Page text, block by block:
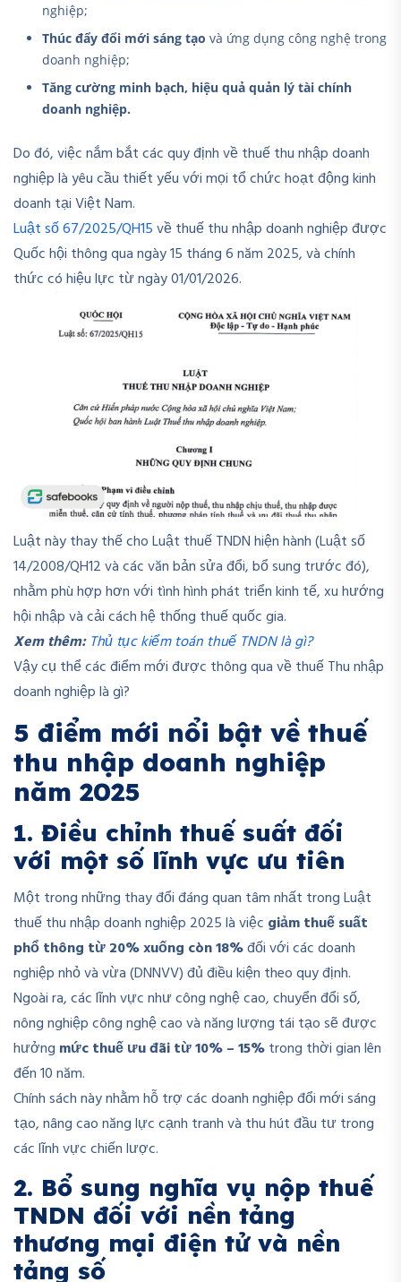
nghiệp;
Thúc đẩy đổi mới sáng tạo và ứng dụng công nghệ trong
doanh nghiệp;
Tăng cường minh bạch, hiệu quả quản lý tài chính
doanh nghiệp.
Do đó, việc nắm bắt các quy định về thuế thu nhập doanh
nghiệp là yêu cầu thiết yếu với mọi tổ chức hoạt động kinh
doanh tại Việt Nam.
Luật số 67/2025/QH15về thuế thu nhập doanh nghiệp được
Quốc hội thông qua ngày 15 tháng 6 năm 2025, và chính
thức có hiệu lực từ ngày 01/01/2026.
Luật này thay thế cho Luật thuế TNDN hiện hành (Luật số
14/2008/QH12 và các văn bản sửa đổi, bổ sung trước đó),
nhằm phù hợp hơn với tình hình phát triển kinh tế, xu hướng
hội nhập và cải cách hệ thống thuế quốc gia.
Xem thêm: Thủ tục kiểm toán thuế TNDN là gì?
Vậy cụ thể các điểm mới được thông qua về thuế Thu nhập
doanh nghiệp là gì?
5 điểm mới nổi bật về thuế
thu nhập doanh nghiệp
năm 2025
1. Điều chỉnh thuế suất đối
với một số lĩnh vực ưu tiên
Một trong những thay đổi đáng quan tâm nhất trong Luật
thuế thu nhập doanh nghiệp 2025 là việc giảm thuế suất
phổ thông từ 20% xuống còn 18%đối với các doanh
nghiệp nhỏ và vừa (DNNVV) đủ điều kiện theo quy định.
Ngoài ra, các lĩnh vực như công nghệ cao, chuyển đổi số,
nông nghiệp công nghệ cao và năng lượng tái tạo sẽ được
hưởng mức thuế ưu đãi từ 10% – 15%trong thời gian lên
đến 10 năm.
Chính sách này nhằm hỗ trợ các doanh nghiệp đổi mới sáng
tạo, nâng cao năng lực cạnh tranh và thu hút đầu tư trong
các lĩnh vực chiến lược.
2. Bổ sung nghĩa vụ nộp thuế
TNDN đối với nền tảng
thương mại điện tử và nền
tảng số